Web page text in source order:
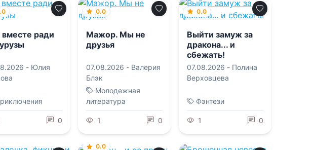
ради
- Юлия
0
0.0
Мажор. Мы не
друзья
07.08.2026 - Валерия
Блэк
Молодежная
литература
1 0
0.0
Выйти замуж за
дракона... и
сбежать!
07.08.2026 - Полина
Верховцева
Фэнтези
1 0
0.0